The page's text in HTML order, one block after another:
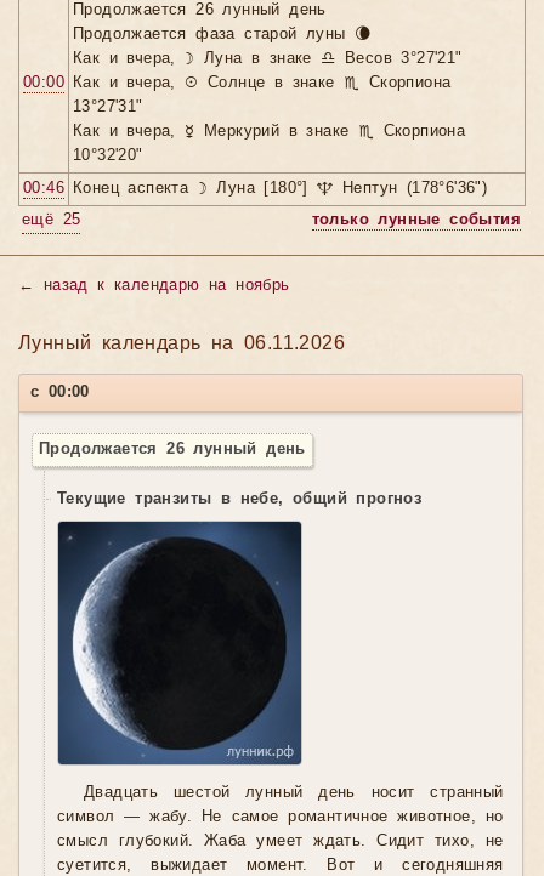
00:00
Продолжается 26 лунный день
Продолжается фаза старой луны 🌘
Как и вчера, ☽ Луна в знаке ♎ Весов 3°27'21"
Как и вчера, ☉ Солнце в знаке ♏ Скорпиона
13°27'31"
Как и вчера, ☿ Меркурий в знаке ♏ Скорпиона
10°32'20"
00:46 Конец аспекта ☽ Луна [180°] ♆ Нептун (178°6'36")
ещё 25
только лунные события
← назад к календарю на ноябрь
Лунный календарь на 06.11.2026
с 00:00
Продолжается 26 лунный день
Текущие транзиты в небе, общий прогноз
Двадцать шестой лунный день носит странный
символ — жабу. Не самое романтичное животное, но
смысл глубокий. Жаба умеет ждать. Сидит тихо, не
суетится, выжидает момент. Вот и сегодняшняя